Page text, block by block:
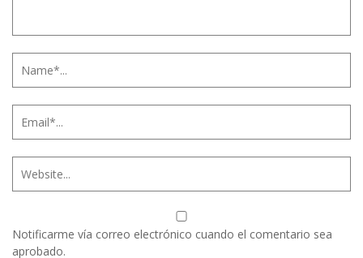
Notificarme vía correo electrónico cuando el comentario sea
aprobado.